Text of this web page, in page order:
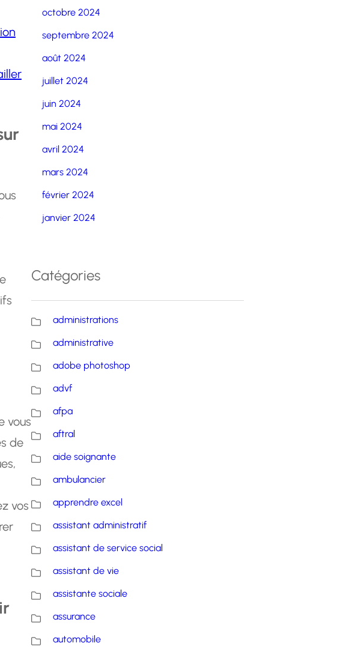
vous
de
vos
octobre 2024
septembre 2024
août 2024
juillet 2024
juin 2024
mai 2024
avril 2024
mars 2024
février 2024
janvier 2024
Catégories
administrations
administrative
adobe photoshop
advf
afpa
aftral
aide soignante
ambulancier
apprendre excel
assistant administratif
assistant de service social
assistant de vie
assistante sociale
assurance
automobile